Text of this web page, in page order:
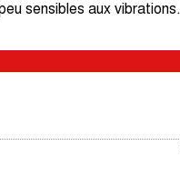
sensibles aux vibrations.